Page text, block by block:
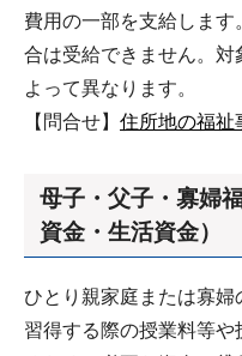
費用の一部を支給しま
合は受給できません。対
よって異なります。
【問合せ】 住所地の福祉
母子・父子・寡婦
資金・生活資金）
ひとり親家庭または寡
習得する際の授業料等